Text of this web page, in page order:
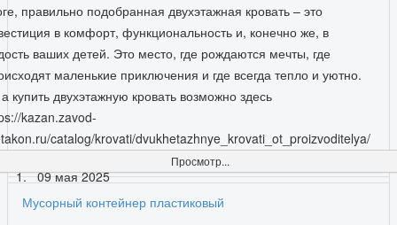
правильно подобранная двухэтажная кровать – это
в комфорт, функциональность и, конечно же, в
ваших детей. Это место, где рождаются мечты, где
маленькие приключения и где всегда тепло и уютно.
купить двухэтажную кровать возможно здесь
kazan.zavod-
catalog/krovati/dvukhetazhnye_krovati_ot_proizvoditelya/
Просмотр...
09 мая 2025
Мусорный контейнер пластиковый